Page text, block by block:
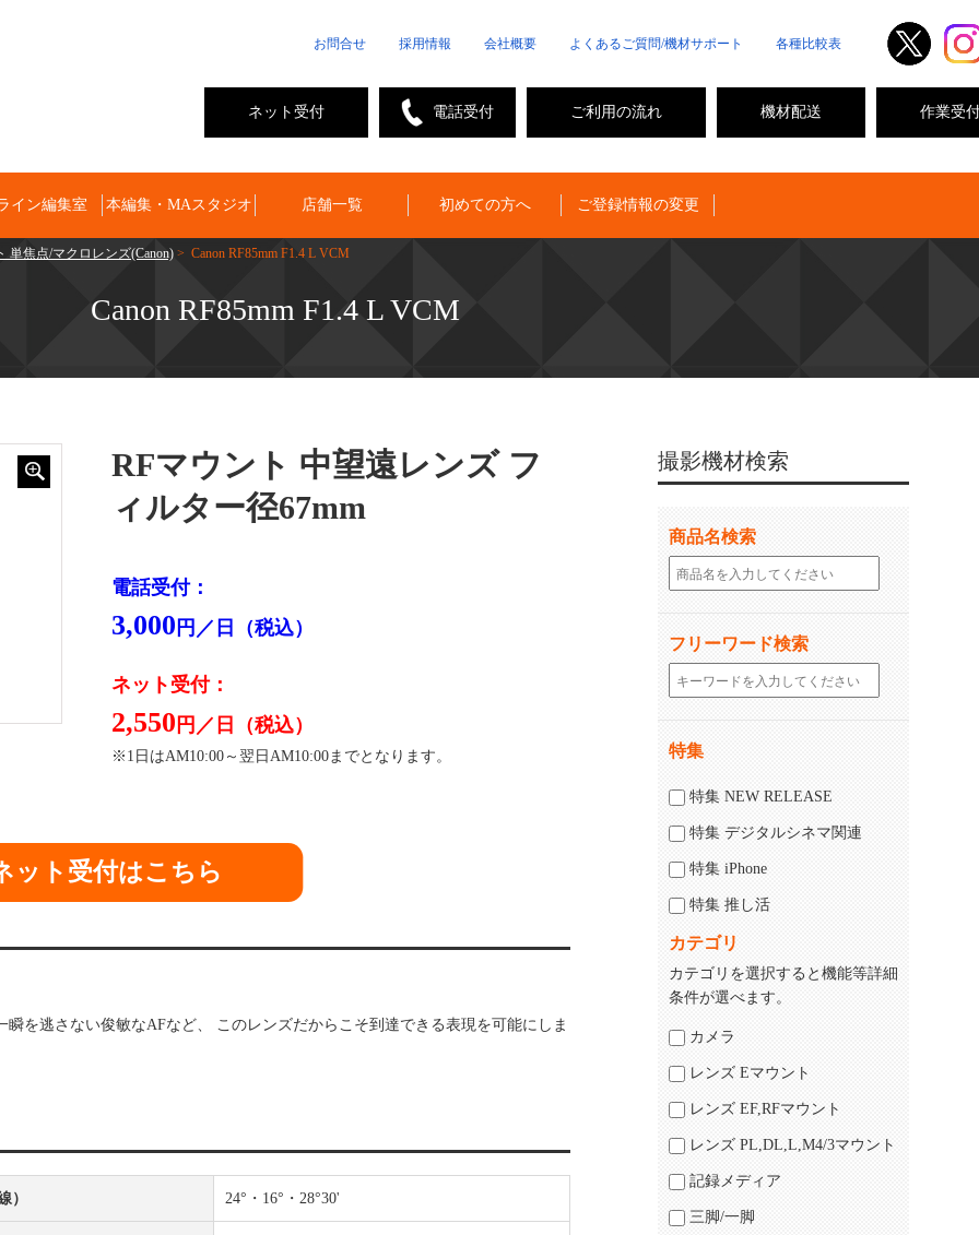
お問合せ 採用情報 会社概要 よくあるご質問/機材サポート 各種比較表
作業受
機材配送
ご利用の流れ
電話受付
ネット受付
イン編集室 本編集・MAスタジオ 店舗一覧 初めての方へ ご登録情報の変更
単焦点/マクロレンズ(Canon) > Canon RF85mm F1.4 L VCM
Canon RF85mm F1.4 L VCM
RFマウント 中望遠レンズ フ
ィルター径67mm
電話受付：
3,000 円／日（税込）
ネット受付：
2,550 円／日（税込）
※1日はAM10:00～翌日AM10:00までとなります。
ット受付はこちら
を逃さない俊敏なAFなど、 このレンズだからこそ到達できる表現を可能にしま
） 24°・16°・28°30'
撮影機材検索
商品名検索
フリーワード検索
特集
特集 NEW RELEASE
特集 デジタルシネマ関連
特集 iPhone
特集 推し活
カテゴリ
カテゴリを選択すると機能等詳細
条件が選べます。
カメラ
レンズ Eマウント
レンズ EF,RFマウント
レンズ PL,DL,L,M4/3マウント
記録メディア
三脚/一脚